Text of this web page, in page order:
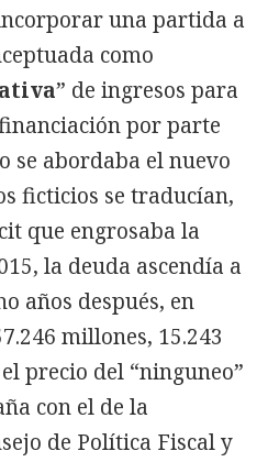
una partida a
como
” de ingresos para
por parte
se abordaba el nuevo
ficticios se traducían,
que engrosaba la
la deuda ascendía a
años después, en
millones, 15.243
precio del “ninguneo”
con el de la
de Política Fiscal y